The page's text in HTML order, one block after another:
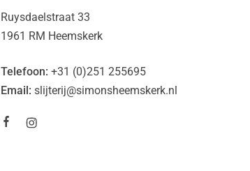
Ruysdaelstraat 33
1961 RM Heemskerk
Telefoon: +31 (0)251 255695
Email: slijterij@simonsheemskerk.nl